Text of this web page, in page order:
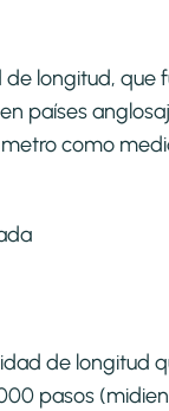
longitud, que
países
como
de longitud
pasos